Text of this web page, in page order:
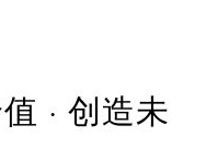
· 创造未